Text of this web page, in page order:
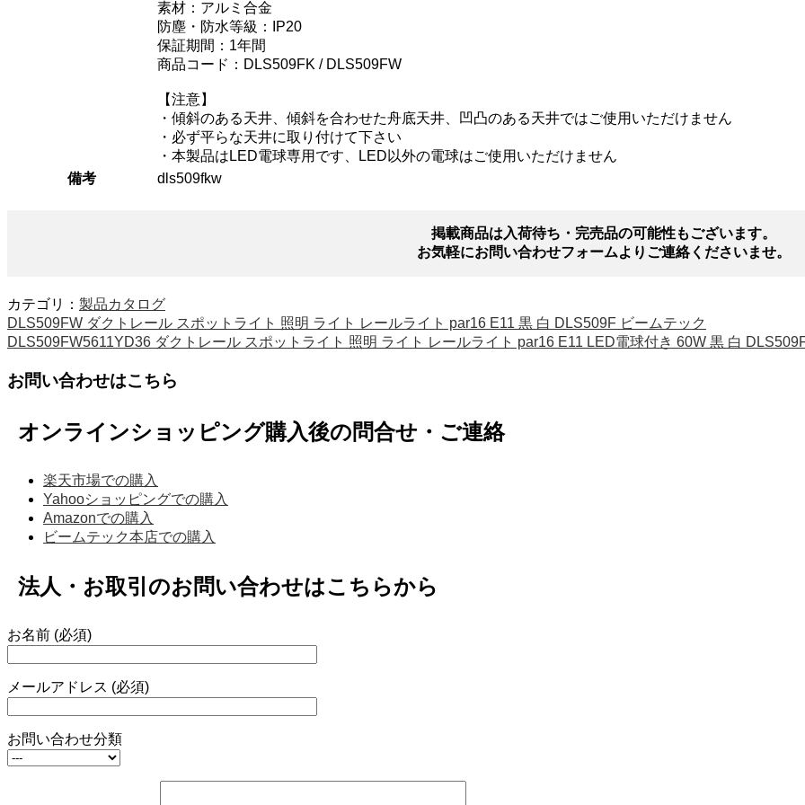
素材：アルミ合金
防塵・防水等級：IP20
保証期間：1年間
商品コード：DLS509FK / DLS509FW
【注意】
・傾斜のある天井、傾斜を合わせた舟底天井、凹凸のある天井ではご使用いただけません
・必ず平らな天井に取り付けて下さい
・本製品はLED電球専用です、LED以外の電球はご使用いただけません
備考
dls509fkw
掲載商品は入荷待ち・完売品の可能性もございます。
お気軽にお問い合わせフォームよりご連絡くださいませ。
カテゴリ： 製品カタログ
DLS509FW ダクトレール スポットライト 照明 ライト レールライト par16 E11 黒 白 DLS509F ビームテック
DLS509FW5611YD36 ダクトレール スポットライト 照明 ライト レールライト par16 E11 LED電球付き 60W 黒 白
お問い合わせはこちら
オンラインショッピング購入後の問合せ・ご連絡
楽天市場での購入
Yahooショッピングでの購入
Amazonでの購入
ビームテック本店での購入
法人・お取引のお問い合わせはこちらから
お名前 (必須)
メールアドレス (必須)
お問い合わせ分類